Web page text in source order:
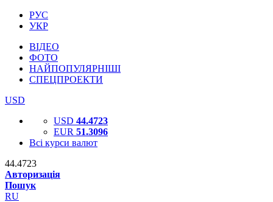
РУС
УКР
ВІДЕО
ФОТО
НАЙПОПУЛЯРНІШІ
СПЕЦПРОЕКТИ
USD
USD 44.4723
EUR 51.3096
Всі курси валют
44.4723
Авторизація
Пошук
RU